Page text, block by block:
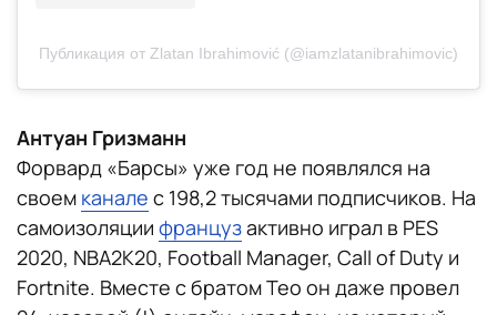
Публикация от Zlatan Ibrahimović (@iamzlatanibrahimovic)
Антуан Гризманн
Форвард «Барсы» уже год не появлялся на
своем канале с 198,2 тысячами подписчиков. На
самоизоляции французактивно играл в PES
2020, NBA2K20, Football Manager, Call of Duty и
Fortnite. Вместе с братом Тео он даже провел